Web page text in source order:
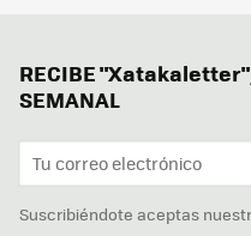
RECIBE "Xatakaletter",
SEMANAL
Suscribiéndote aceptas